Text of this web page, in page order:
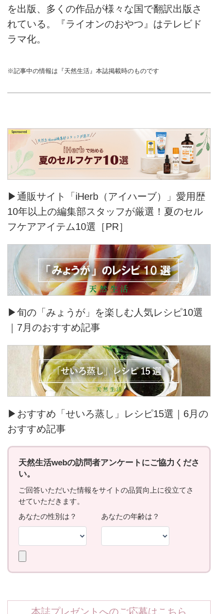
を出版、多くの作品が様々な国で翻訳出版さ
れている。『ライオンのおやつ』はテレビド
ラマ化。
※記事中の情報は『天然生活』本誌掲載時のものです
▶通販サイト「iHerb（アイハーブ）」愛用歴
10年以上の編集部スタッフが厳選！夏のセル
フケアアイテム10選［PR］
▶旬の「みょうが」を楽しむ人気レシピ10選
｜7月のおすすめ記事
▶おすすめ「せいろ蒸し」レシピ15選｜6月の
おすすめ記事
本誌プレゼントへのご応募はこちら